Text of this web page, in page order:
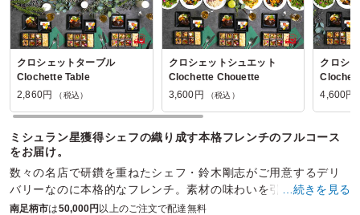
クロシェットターブル
Clochette Table
2,860円
（税込）
クロシェットシュエット
Clochette Chouette
3,600円
（税込）
クロシ
4,600円
ミシュラン星獲得シェフの織り成す本格フレンチのフルコース
をお届け。
数々の名店で研鑽を重ねたシェフ・鈴木剛志がご用意するデリ
バリーなのに本格的なフレンチ。素材の味わいを引き出すソー
スとスパイスとのマリアージュをお楽しみください。
…続きを見る
南足柄市は50,000円以上のご注文で配達無料